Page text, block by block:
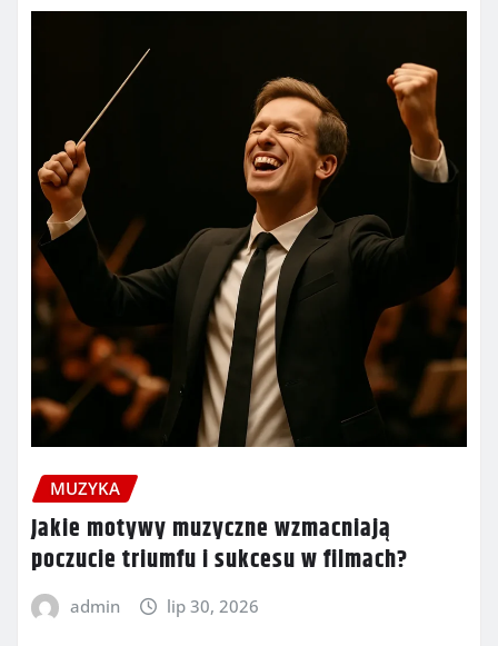
MUZYKA
Jakie motywy muzyczne wzmacniają
poczucie triumfu i sukcesu w filmach?
admin lip 30, 2026